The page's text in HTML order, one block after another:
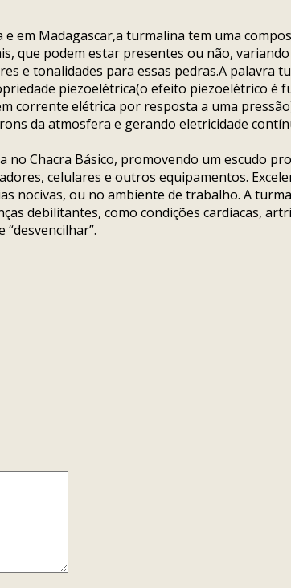
em Madagascar,a turmalina tem uma
que podem estar presentes ou não,
e tonalidades para essas pedras.A palavra
piezoelétrica(o efeito piezoelétrico é
corrente elétrica por resposta a uma
da atmosfera e gerando eletricidade
Chacra Básico, promovendo um escudo
celulares e outros equipamentos.
nocivas, ou no ambiente de trabalho. A
debilitantes, como condições cardíacas,